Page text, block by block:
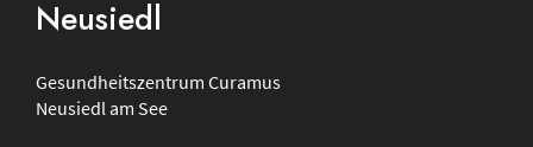
Footer
Neusiedl
Gesundheitszentrum Curamus
Neusiedl am See